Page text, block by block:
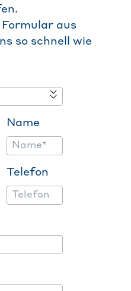
aus
so schnell wie
Name
Telefon